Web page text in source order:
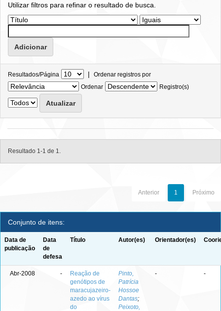
Utilizar filtros para refinar o resultado de busca.
Resultados/Página | Ordenar registros por
Ordenar
Registro(s)
Resultado 1-1 de 1.
Anterior 1 Próximo
Conjunto de itens:
Data de
publicação
Data
de
defesa
Título Autor(es) Orientador(es)
Abr-2008 -
Reação de
genótipos de
maracujazeiro-
azedo ao vírus
do
Pinto,
Patrícia
Hossoe
Dantas;
Peixoto,
- -